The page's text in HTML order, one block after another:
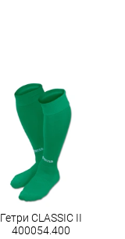
Гетри CLASSIC II
400054.400